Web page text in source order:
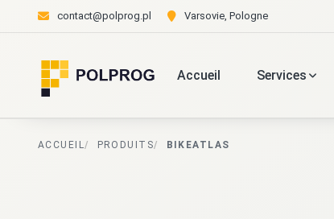
contact@polprog.pl Varsovie, Pologne
Accueil Services
ACCUEIL PRODUITS BIKEATLAS